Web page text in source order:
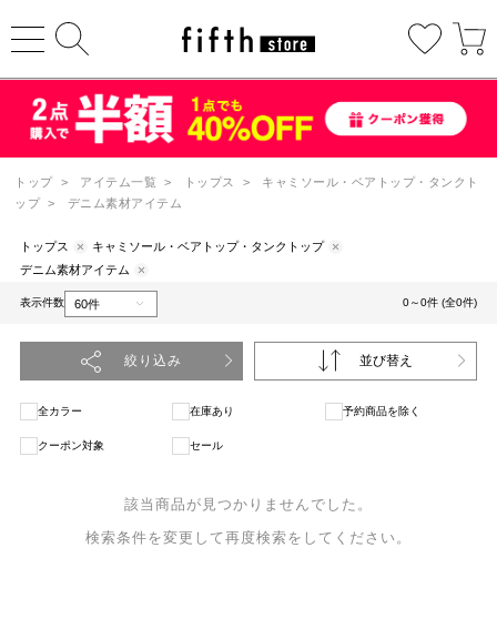
トップ > アイテム一覧 > トップス >
キャミソール・ベアトップ・タンクト
ップ
> デニム素材アイテム
トップス
キャミソール・ベアトップ・タンクトップ
デニム素材アイテム
表示件数 0～0件 (全0件)
絞り込み 並び替え
全カラー 在庫あり 予約商品を除く
クーポン対象 セール
該当商品が見つかりませんでした。
検索条件を変更して再度検索をしてください。